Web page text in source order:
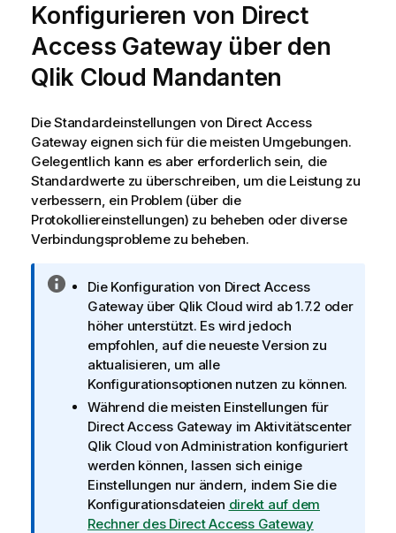
o
n
s
w
e
i
s
Konfigurieren von Direct
Access Gatewayüber den
Qlik Cloud Mandanten
Die Standardeinstellungen von Direct Access
Gatewayeignen sich für die meisten Umgebungen.
Gelegentlich kann es aber erforderlich sein, die
Standardwerte zu überschreiben, um die Leistung zu
verbessern, ein Problem (über die
Protokolliereinstellungen) zu beheben oder diverse
Verbindungsprobleme zu beheben.
I
Die Konfiguration von Direct Access
Gatewayüber Qlik Cloud wird ab 1.7.2 oder
höher unterstützt. Es wird jedoch
empfohlen, auf die neueste Version zu
aktualisieren, um alle
Konfigurationsoptionen nutzen zu können.
Während die meisten Einstellungen für
Direct Access Gatewayim Aktivitätscenter
Qlik Cloud vonAdministration konfiguriert
werden können, lassen sich einige
Einstellungen nur ändern, indem Sie die
Konfigurationsdateien direkt auf dem
Rechner des Direct Access Gateway